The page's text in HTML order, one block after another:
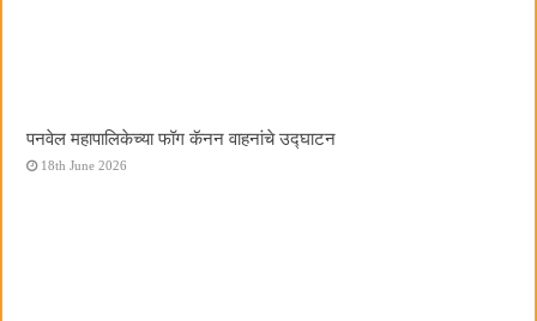
पनवेल महापालिकेच्या फॉग कॅनन वाहनांचे उद्घाटन
18th June 2026